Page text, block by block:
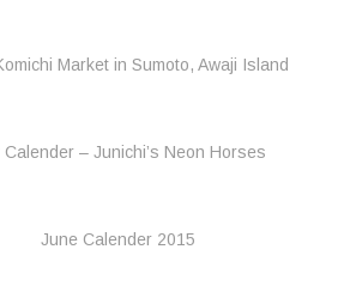
Market in Sumoto, Awaji Island
Calender – Junichi’s Neon Horses
June Calender 2015